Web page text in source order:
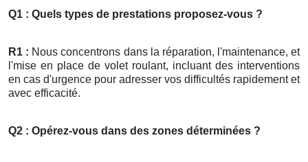
Q1 : Quels types de prestations proposez-vous ?
R1 : Nous concentrons dans la réparation, l'maintenance, et
l'mise en place de volet roulant, incluant des interventions
en cas d'urgence pour adresser vos difficultés rapidement et
avec efficacité.
Q2 : Opérez-vous dans des zones déterminées ?